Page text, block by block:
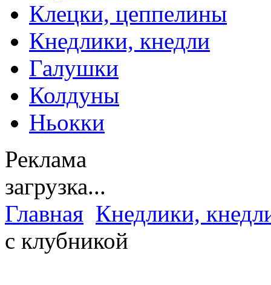
Клецки, цеппелины
Кнедлики, кнедли
Галушки
Колдуны
Ньокки
Реклама
загрузка...
Главная Кнедлики,
с клубникой